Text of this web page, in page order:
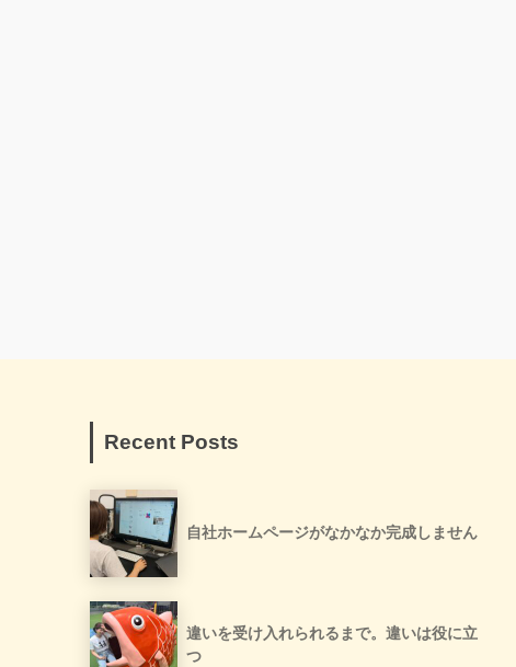
Recent Posts
自社ホームページがなかなか完成しません
違いを受け入れられるまで。違いは役に立
つ